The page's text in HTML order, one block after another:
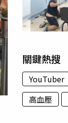
關鍵熱搜
YouTuber
高血壓